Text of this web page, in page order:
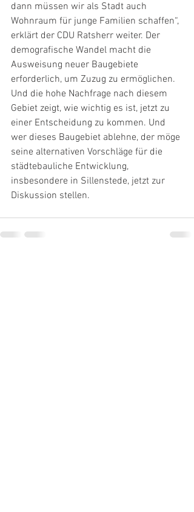
dann müssen wir als Stadt auch
Wohnraum für junge Familien schaffen“,
erklärt der CDU Ratsherr weiter. Der
demografische Wandel macht die
Ausweisung neuer Baugebiete
erforderlich, um Zuzug zu ermöglichen.
Und die hohe Nachfrage nach diesem
Gebiet zeigt, wie wichtig es ist, jetzt zu
einer Entscheidung zu kommen. Und
wer dieses Baugebiet ablehne, der möge
seine alternativen Vorschläge für die
städtebauliche Entwicklung,
insbesondere in Sillenstede, jetzt zur
Diskussion stellen.